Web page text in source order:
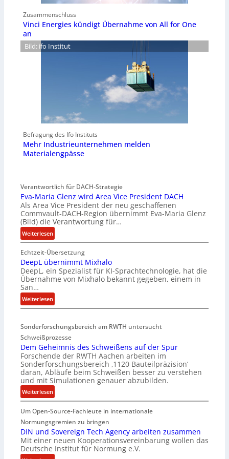
Zusammenschluss
Vinci Energies kündigt Übernahme von All for One
an
Bild: ifo Institut
Befragung des Ifo Instituts
Mehr Industrieunternehmen melden
Materialengpässe
Verantwortlich für DACH-Strategie
Eva-Maria Glenz wird Area Vice President DACH
Als Area Vice President der neu geschaffenen
Commvault-DACH-Region übernimmt Eva-Maria Glenz
(Bild) die Verantwortung für…
Weiterlesen:
E
v
a
-
M
a
r
i
G
l
e
n
z
w
i
r
d
r
e
a
V
Echtzeit-Übersetzung
DeepL übernimmt Mixhalo
DeepL, ein Spezialist für KI-Sprachtechnologie, hat die
Übernahme von Mixhalo bekannt gegeben, einem in
San…
Weiterlesen:
D
e
p
L
ü
b
e
r
n
m
m
t
M
i
Sonderforschungsbereich am RWTH untersucht
Schweißprozesse
Dem Geheimnis des Schweißens auf der Spur
Forschende der RWTH Aachen arbeiten im
Sonderforschungsbereich ‚1120 Bauteilpräzision‘
daran, Abläufe beim Schweißen besser zu verstehen
und mit Simulationen genauer abzubilden.
Weiterlesen:
D
e
m
G
e
h
Um Open-Source-Fachleute in internationale
Normungsgremien zu bringen
DIN und Sovereign Tech Agency arbeiten zusammen
Mit einer neuen Kooperationsvereinbarung wollen das
Deutsche Institut für Normung e.V.